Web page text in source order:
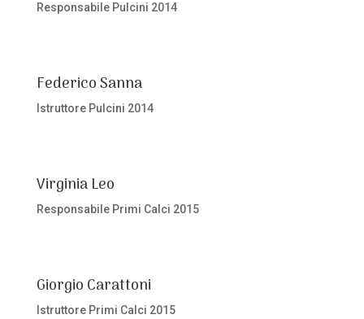
Responsabile Pulcini 2014
Federico Sanna
Istruttore Pulcini 2014
Virginia Leo
Responsabile Primi Calci 2015
Giorgio Carattoni
Istruttore Primi Calci 2015